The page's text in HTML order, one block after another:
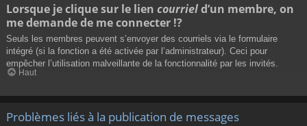
Lorsque je clique sur le lien courrield’un membre, on
me demande de me connecter !?
Seuls les membres peuvent s’envoyer des courriels via le formulaire
intégré (si la fonction a été activée par l’administrateur). Ceci pour
empêcher l’utilisation malveillante de la fonctionnalité par les invités.
Haut
Problèmes liés à la publication de messages